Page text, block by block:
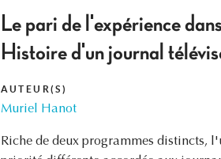
Le pari de l'expérience
Histoire d'un journal
AUTEUR(S)
Muriel Hanot
Riche de deux programmes distincts,